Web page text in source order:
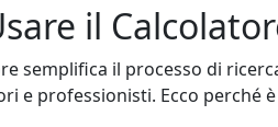
il
semplifica il processo di
e professionisti. Ecco perché